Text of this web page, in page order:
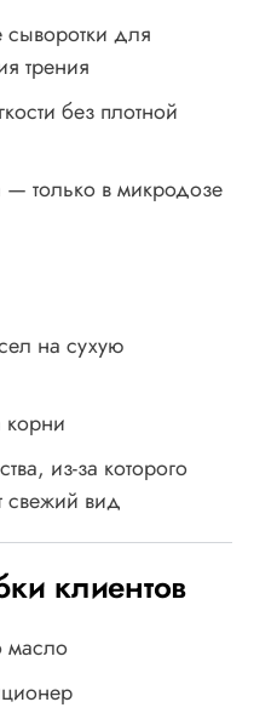
сыворотки для
трения
без плотной
— только в микродозе
на сухую
корни
из-за которого
свежий вид
клиентов
масло